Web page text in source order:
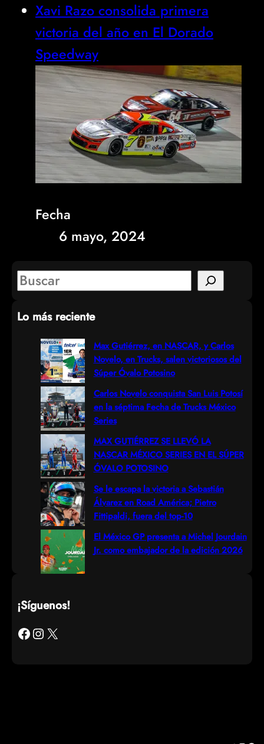
Xavi Razo consolida primera
victoria del año en El Dorado
Speedway
Fecha
6 mayo, 2024
S
a
Lo más reciente
Max Gutiérrez, en NASCAR, y Carlos
Novelo, en Trucks, salen victoriosos del
Súper Óvalo Potosino
Carlos Novelo conquista San Luis Potosí
en la séptima Fecha de Trucks México
Series
MAX GUTIÉRREZ SE LLEVÓ LA
NASCAR MÉXICO SERIES EN EL SÚPER
ÓVALO POTOSINO
Se le escapa la victoria a Sebastián
Álvarez en Road América; Pietro
Fittipaldi, fuera del top-10
El México GP presenta a Michel Jourdain
Jr. como embajador de la edición 2026
¡Síguenos!
Facebook Instagram X